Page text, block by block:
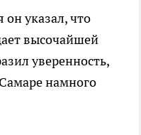
он указал, что
высочайшей
уверенность,
намного